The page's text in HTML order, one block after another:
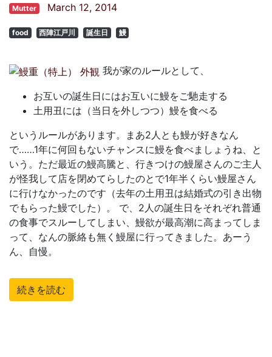
Mutter March 12, 2014
food 西陣江戸川 誕生日 鰻
我が家のルールとして、
お互いの誕生日にはお互いに鰻をご馳走する
土用丑には（当日を外しつつ）鰻を食べる
というルールがあります。まあ2人とも鰻が好きなん
で……1年に何回もないチャンスに鰻を食べましょうね、と
いう。ただ最近の鰻高騰と、行きつけの鰻屋さんのご主人
が怪我して店を閉めてらしたのとで1年半くらい鰻屋さん
に行けなかったのです（去年の土用丑は結婚式の引き出物
でもらった鰻でした）。 で、2人の誕生日をそれぞれ普通
の食事でスルーしてしまい、鰻欲が最高潮に高まってしま
って、なんの脈絡も無く鰻屋に行ってきました。あーう
ん、自慢。
続きを読む